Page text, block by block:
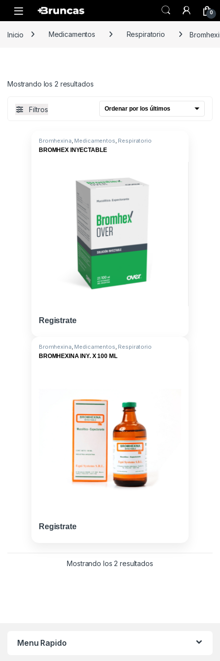
Skip to navigation
Skip to content
0
Inicio Medicamentos Respiratorio
Mostrando los 2 resultadosOrdenado por los últimos
Filtros
Bromhexina, Medicamentos, Respiratorio
BROMHEX INYECTABLE
Registrate
Bromhexina, Medicamentos, Respiratorio
BROMHEXINA INY. X 100 ML
Registrate
Mostrando los 2 resultadosOrdenado por los
Menu Rapido